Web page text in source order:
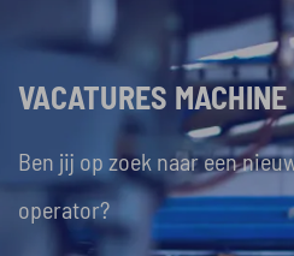
VACATURES
Ben jij op zoek naar een
operator?